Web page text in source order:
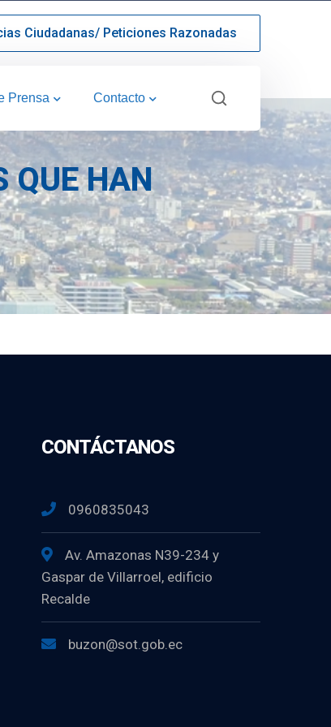
Ciudadanas/ Peticiones Razonadas
Prensa Contacto
QUE HAN
CONTÁCTANOS
0960835043
Av. Amazonas N39-234 y
Gaspar de Villarroel, edificio
Recalde
buzon@sot.gob.ec